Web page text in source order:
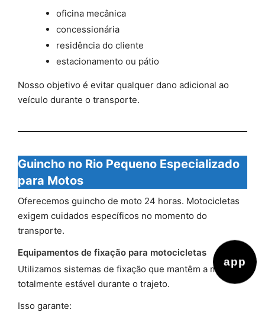
app
oficina mecânica
concessionária
residência do cliente
estacionamento ou pátio
Nosso objetivo é evitar qualquer dano adicional ao
veículo durante o transporte.
Guincho no Rio Pequeno Especializado
para Motos
Oferecemos guincho de moto 24 horas. Motocicletas
exigem cuidados específicos no momento do
transporte.
Equipamentos de fixação para motocicletas
Utilizamos sistemas de fixação que mantêm a moto
totalmente estável durante o trajeto.
Isso garante: